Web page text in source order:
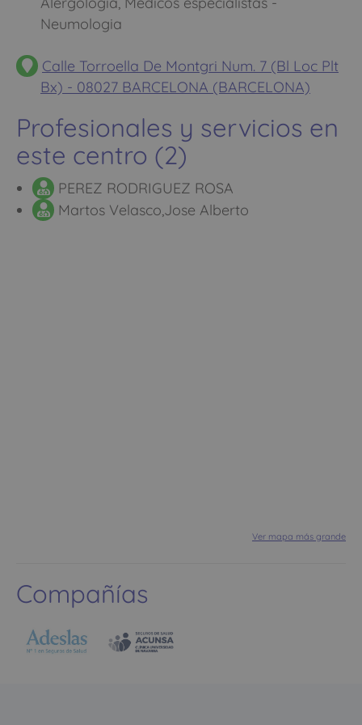
Neumologia
Calle Torroella De Montgri Num. 7 (Bl Loc Plt
Bx) - 08027 BARCELONA (BARCELONA)
Profesionales y servicios en
este centro (2)
PEREZ RODRIGUEZ ROSA
Martos Velasco,Jose Alberto
Ver mapa más grande
Compañías